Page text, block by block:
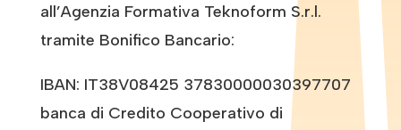
all’Agenzia Formativa Teknoform S.r.l.
tramite Bonifico Bancario:
IBAN: IT38V08425 37830000030397707
banca di Credito Cooperativo di